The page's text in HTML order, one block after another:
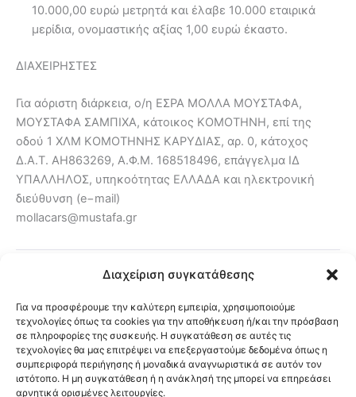
Διαχείριση συγκατάθεσης
Για να προσφέρουμε την καλύτερη εμπειρία, χρησιμοποιούμε
τεχνολογίες όπως τα cookies για την αποθήκευση ή/και την πρόσβαση
σε πληροφορίες της συσκευής. Η συγκατάθεση σε αυτές τις
τεχνολογίες θα μας επιτρέψει να επεξεργαστούμε δεδομένα όπως η
συμπεριφορά περιήγησης ή μοναδικά αναγνωριστικά σε αυτόν τον
ιστότοπο. Η μη συγκατάθεση ή η ανάκλησή της μπορεί να επηρεάσει
αρνητικά ορισμένες λειτουργίες.
10.000,00 ευρώ μετρητά και έλαβε 10.000 εταιρικά
μερίδια, ονομαστικής αξίας 1,00 ευρώ έκαστο.
ΔΙΑΧΕΙΡΗΣΤΕΣ
Για αόριστη διάρκεια, ο/η ΕΣΡΑ ΜΟΛΛΑ ΜΟΥΣΤΑΦΑ,
ΜΟΥΣΤΑΦΑ ΣΑΜΠΙΧΑ, κάτοικος ΚΟΜΟΤΗΝΗ, επί της
οδού 1 ΧΛΜ ΚΟΜΟΤΗΝΗΣ ΚΑΡΥΔΙΑΣ, αρ. 0, κάτοχος
Δ.Α.Τ. ΑΗ863269, Α.Φ.Μ. 168518496, επάγγελμα ΙΔ
ΥΠΑΛΛΗΛΟΣ, υπηκοότητας ΕΛΛΑΔΑ και ηλεκτρονική
διεύθυνση (e−mail)
mollacars@mustafa.gr
Paylaş / Κοινοποίηση: Facebook X
WhatsApp LinkedIn Viber